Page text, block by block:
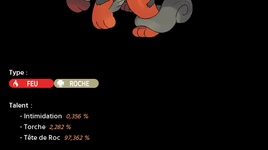
Type :
Feu
Roche
Talent :
- Intimidation 0,356%
- Torche 2,282%
- Tête de Roc 97,362%